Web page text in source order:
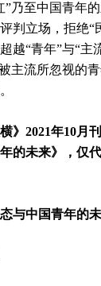
”乃至中国青年
判立场，拒绝“
越“青年”与“主
主流所忽视的
》2021年10月
的未来》，仅
与中国青年的